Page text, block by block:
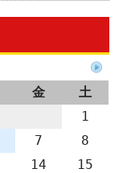
金
土
1
7
8
14
15